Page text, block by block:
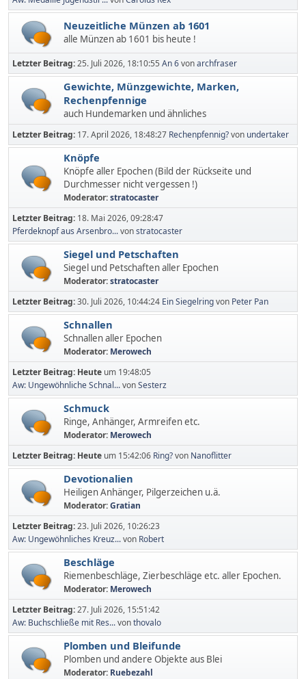
Neuzeitliche Münzen ab 1601
alle Münzen ab 1601 bis heute !
Letzter Beitrag:25. Juli 2026, 18:10:55 An 6vonarchfraser
Gewichte, Münzgewichte, Marken,
Rechenpfennige
auch Hundemarken und ähnliches
Letzter Beitrag: 17. April 2026, 18:48:27 Rechenpfennig?von undertaker
Knöpfe
Knöpfe aller Epochen (Bild der Rückseite und
Durchmesser nicht vergessen !)
Moderator:stratocaster
Letzter Beitrag: 18. Mai 2026, 09:28:47
Pferdeknopf aus Arsenbro...vonstratocaster
Siegel und Petschaften
Siegel und Petschaften aller Epochen
Moderator:stratocaster
Letzter Beitrag:30. Juli 2026, 10:44:24 Ein Siegelringvon Peter Pan
Schnallen
Schnallen aller Epochen
Moderator: Merowech
Letzter Beitrag: Heute um 19:48:05
Aw: Ungewöhnliche Schnal...vonSesterz
Schmuck
Ringe, Anhänger, Armreifen etc.
Moderator: Merowech
Letzter Beitrag: Heute um 15:42:06 Ring?von Nanoflitter
Devotionalien
Heiligen Anhänger, Pilgerzeichen u.ä.
Moderator:Gratian
Letzter Beitrag:23. Juli 2026, 10:26:23
Aw: Ungewöhnliches Kreuz...von Robert
Beschläge
Riemenbeschläge, Zierbeschläge etc. aller Epochen.
Moderator: Merowech
Letzter Beitrag:27. Juli 2026, 15:51:42
Aw: Buchschließe mit Res...vonthovalo
Plomben und Bleifunde
Plomben und andere Objekte aus Blei
Moderator: Ruebezahl